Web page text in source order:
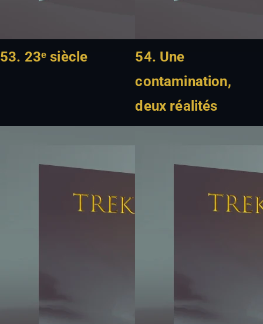
53. 23ᵉ siècle
54. Une
contamination,
deux réalités